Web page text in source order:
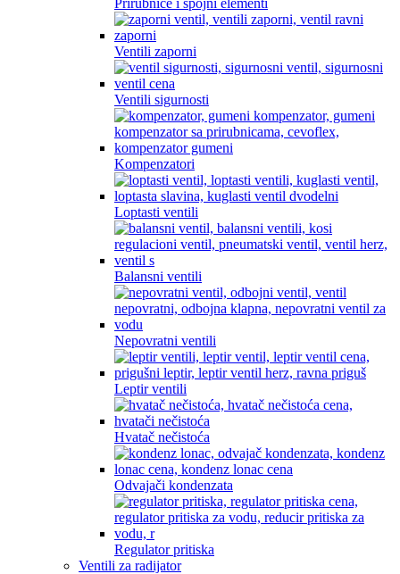
Prirubnice i spojni elementi
Ventili zaporni
Ventili sigurnosti
Kompenzatori
Loptasti ventili
Balansni ventili
Nepovratni ventili
Leptir ventili
Hvatač nečistoća
Odvajači kondenzata
Regulator pritiska
Ventili za radijator